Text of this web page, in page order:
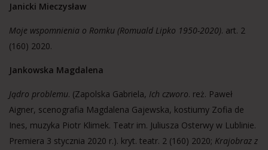
Janicki Mieczysław
Moje wspomnienia o Romku (Romuald Lipko 1950-2020). art. 2
(160) 2020.
Jankowska Magdalena
Jądro problemu. (Zapolska Gabriela, Ich czworo. reż. Paweł
Aigner, scenografia Magdalena Gajewska, kostiumy Zofia de
Ines, muzyka Piotr Klimek. Teatr im. Juliusza Osterwy w Lublinie.
Premiera 3 stycznia 2020 r.). kryt. teatr. 2 (160) 2020; Krajobraz z